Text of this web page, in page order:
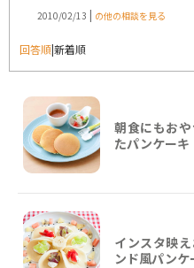
2010/02/13 | の他の相談を見る
回答順|新着順
朝食にもお
たパンケーキ
インスタ映
ンド風パンケ